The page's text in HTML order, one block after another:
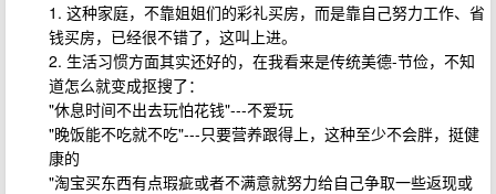
1. 这种家庭，不靠姐姐们的彩礼买房，而是靠自己努力工作、省
钱买房，已经很不错了，这叫上进。
2. 生活习惯方面其实还好的，在我看来是传统美德-节俭，不知
道怎么就变成抠搜了：
"休息时间不出去玩怕花钱"---不爱玩
"晚饭能不吃就不吃"---只要营养跟得上，这种至少不会胖，挺健
康的
"淘宝买东西有点瑕疵或者不满意就努力给自己争取一些返现或